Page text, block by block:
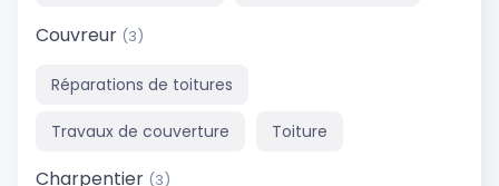
Couvreur (3)
Réparations de toitures
Travaux de couverture Toiture
Charpentier (3)